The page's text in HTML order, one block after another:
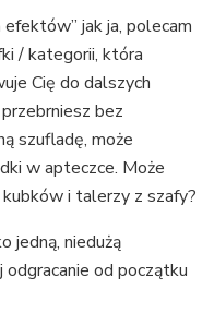
jak ja, polecam
/ kategorii, która
Cię do dalszych
bez
szufladę, może
w apteczce. Może
i talerzy z szafy?
jedną, niedużą
od początku